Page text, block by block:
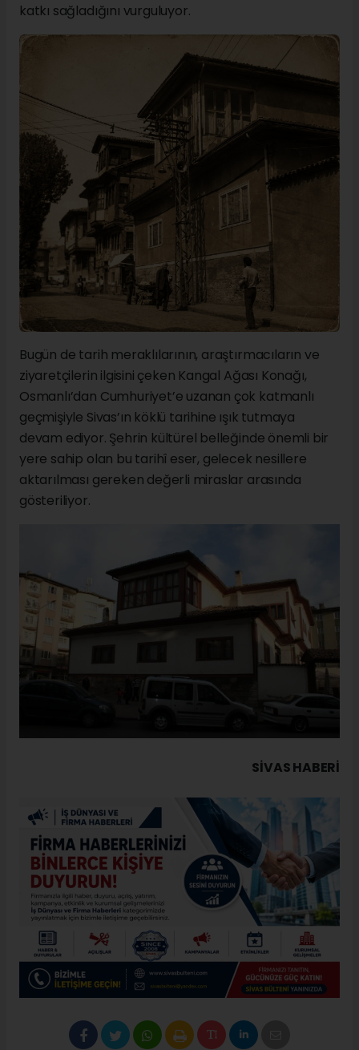
katkı sağladığını vurguluyor.
Bugün de tarih meraklılarının, araştırmacıların ve
ziyaretçilerin ilgisini çeken Kangal Ağası Konağı,
Osmanlı’dan Cumhuriyet’e uzanan çok katmanlı
geçmişiyle Sivas’ın köklü tarihine ışık tutmaya
devam ediyor. Şehrin kültürel belleğinde önemli bir
yere sahip olan bu tarihî eser, gelecek nesillere
aktarılması gereken değerli miraslar arasında
gösteriliyor.
SIVAS HABERİ